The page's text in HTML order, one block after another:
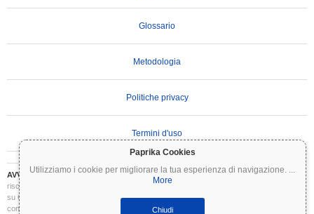
Paprika Cookies
Utilizziamo i cookie per migliorare la tua esperienza di navigazione. ...
More
Chiudi
Glossario
Metodologia
Politiche privacy
Termini d'uso
AVVERTENZA IMPORTANTE:Le criptovalute sono altamente volatili e comportano
rischi significativi. Potresti perdere parte o tutto il tuo investimento. Tutte le informazioni
su Coinpaprika sono fornite esclusivamente a scopo informativo e non costituiscono
consulenza finanziaria o di investimento. Conduci sempre le tue ricerche (DYOR) e